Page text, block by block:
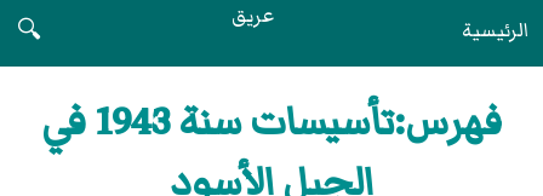
الرئيسية عريق
🔍
فهرس:تأسيسات سنة 1943 في
الجبل الأسود